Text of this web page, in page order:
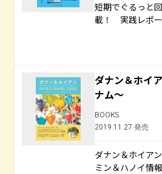
短期でぐるっと
載！ 実践レポー
ダナン＆ホイ
ナム～
BOOKS
2019.11.27 発売
ダナン＆ホイア
ミン＆ハノイ情